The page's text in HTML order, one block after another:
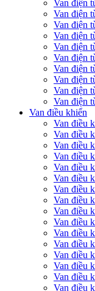
Van điện
Van điện
Van điện
Van điện
Van điện
Van điện
Van điện
Van điện
Van điện
Van điện
Van điều khiển
Van điều
Van điều
Van điều
Van điều
Van điều
Van điều
Van điều
Van điều
Van điều
Van điều
Van điều
Van điều
Van điều
Van điều
Van điều
Van điều